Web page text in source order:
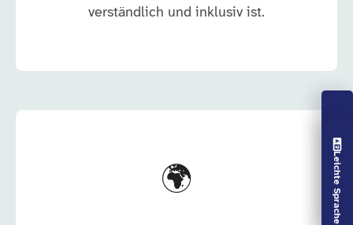
Vorlesen aus
Leichte Sprache aus
verständlich und inklusiv ist.
🌍